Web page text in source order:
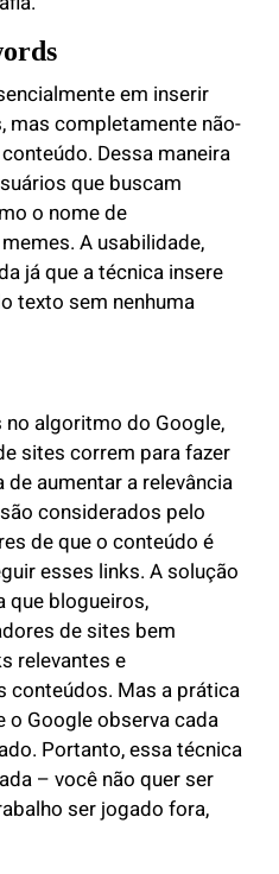
em inserir
mas completamente não-
Dessa maneira
que buscam
o nome de
A usabilidade,
já que a técnica insere
texto sem nenhuma
algoritmo do Google,
sites correm para fazer
aumentar a relevância
considerados pelo
de que o conteúdo é
esses links. A solução
que blogueiros,
de sites bem
relevantes e
conteúdos. Mas a prática
Google observa cada
Portanto, essa técnica
– você não quer ser
ser jogado fora,